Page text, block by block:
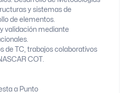
y sistemas de
de elementos.
validación mediante
de TC, trabajos colaborativos
COT.
a Punto